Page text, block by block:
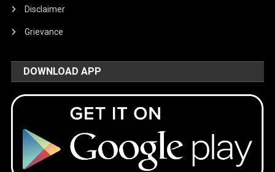
Disclaimer
Grievance
DOWNLOAD APP